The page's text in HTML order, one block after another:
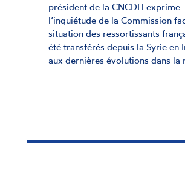
président de la CNCDH exprime
l’inquiétude de la Commission face à la
situation des ressortissants français ayant
été transférés depuis la Syrie en Irak et
aux dernières évolutions dans la région.